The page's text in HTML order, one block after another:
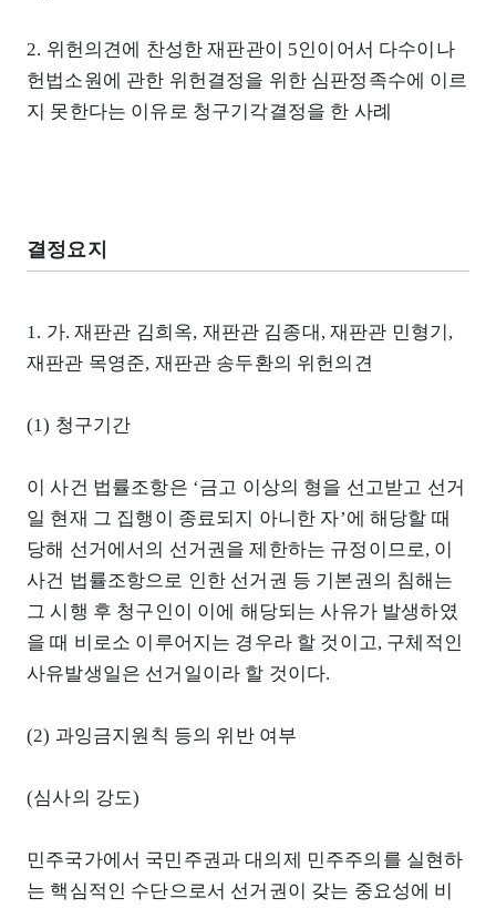
2. 위헌의견에 찬성한 재판관이 5인이어서 다수이나
헌법소원에 관한 위헌결정을 위한 심판정족수에 이르
지 못한다는 이유로 청구기각결정을 한 사례
결정요지
1. 가. 재판관 김희옥, 재판관 김종대, 재판관 민형기,
재판관 목영준, 재판관 송두환의 위헌의견
(1) 청구기간
이 사건 법률조항은 ‘금고 이상의 형을 선고받고 선거
일 현재 그 집행이 종료되지 아니한 자’에 해당할 때
당해 선거에서의 선거권을 제한하는 규정이므로, 이
사건 법률조항으로 인한 선거권 등 기본권의 침해는
그 시행 후 청구인이 이에 해당되는 사유가 발생하였
을 때 비로소 이루어지는 경우라 할 것이고, 구체적인
사유발생일은 선거일이라 할 것이다.
(2) 과잉금지원칙 등의 위반 여부
(심사의 강도)
민주국가에서 국민주권과 대의제 민주주의를 실현하
는 핵심적인 수단으로서 선거권이 갖는 중요성에 비